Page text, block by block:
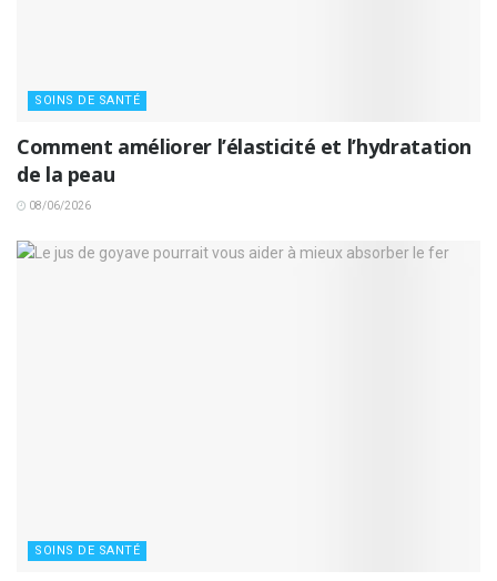
SOINS DE SANTÉ
Comment améliorer l’élasticité et l’hydratation
de la peau
08/06/2026
SOINS DE SANTÉ